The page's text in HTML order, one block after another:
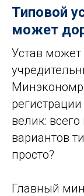
Типовой
может
Устав
велик:
вариантов
просто?
Главный